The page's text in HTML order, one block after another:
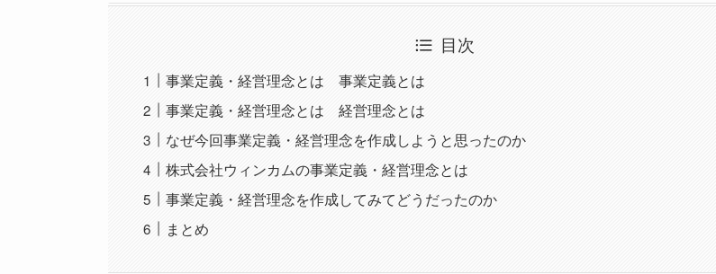
目次
事業定義・経営理念とは 事業定義とは
事業定義・経営理念とは 経営理念とは
なぜ今回事業定義・経営理念を作成しようと思ったのか
株式会社ウィンカムの事業定義・経営理念とは
事業定義・経営理念を作成してみてどうだったのか
まとめ